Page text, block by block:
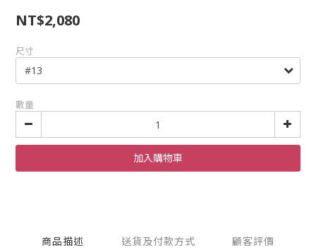
NT$2,080
尺寸
數量
加入購物車
商品描述 送貨及付款方式 顧客評價